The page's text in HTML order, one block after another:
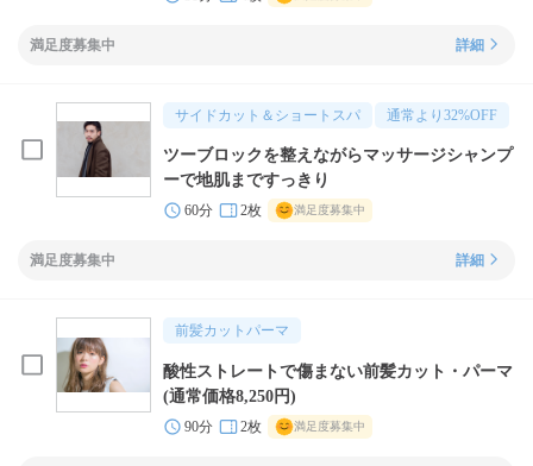
満足度募集中 詳細
サイドカット＆ショートスパ 通常より 32%OFF
ツーブロックを整えながらマッサージシャンプ
ーで地肌まですっきり
60分 2枚 満足度募集中
満足度募集中 詳細
前髪カットパーマ
酸性ストレートで傷まない前髪カット・パーマ
(通常価格8,250円)
90分 2枚 満足度募集中